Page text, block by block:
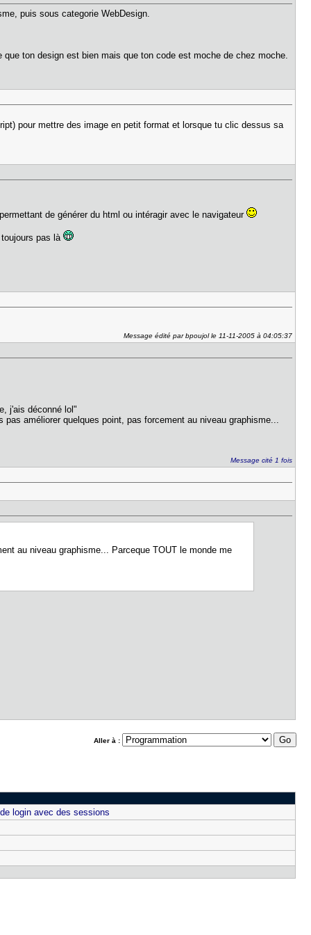
puis sous categorie WebDesign.
ton design est bien mais que ton code est moche de chez moche.
pour mettre des image en petit format et lorsque tu clic dessus sa
de générer du html ou intéragir avec le navigateur
toujours pas là
Message édité par bpoujol le 11-11-2005 à 04:05:37
j'ais déconné lol"
améliorer quelques point, pas forcement au niveau graphisme...
Message cité 1 fois
au niveau graphisme... Parceque TOUT le monde me
Aller à :
login avec des sessions